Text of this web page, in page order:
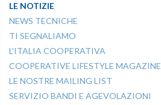
LE NOTIZIE
NEWS TECNICHE
TI SEGNALIAMO
L'ITALIA COOPERATIVA
COOPERATIVE LIFESTYLE MAGAZINE
LE NOSTRE MAILING LIST
SERVIZIO BANDI E AGEVOLAZIONI